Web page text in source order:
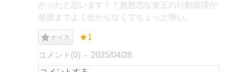
かったと思います！！無慈悲な女王の行動原理が
最後までよく分からなくてちょっと怖い。
ナイス ★1
コメント(0) 2025/04/28